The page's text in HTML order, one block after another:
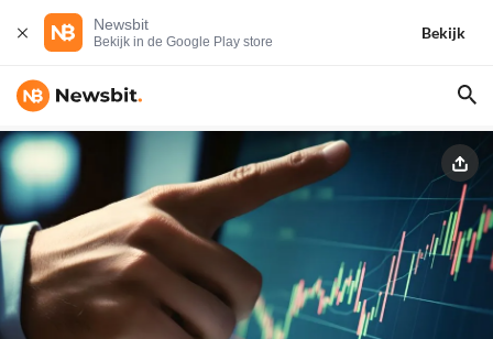
Newsbit
Bekijk in de Google Play store
Bekijk